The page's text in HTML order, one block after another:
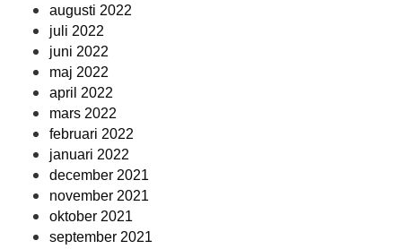
augusti 2022
juli 2022
juni 2022
maj 2022
april 2022
mars 2022
februari 2022
januari 2022
december 2021
november 2021
oktober 2021
september 2021